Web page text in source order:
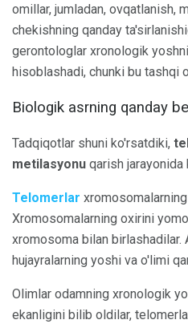
omillar, jumladan, ovqatlanish,
chekishning qanday
gerontologlar xronologik
hisoblashadi, chunki bu tashqi
Biologik asrning qanday
Tadqiqotlar shuni ko'rsatdiki,
metilasyonu qarish jarayonida
Telomerlar
Xromosomalarning oxirini
xromosoma bilan birlashadilar.
hujayralarning yoshi va o'limi
Olimlar odamning xronologik
ekanligini bilib oldilar,